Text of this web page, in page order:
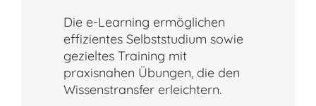
Die e-Learning ermöglichen
effizientes Selbststudium sowie
gezieltes Training mit
praxisnahen Übungen, die den
Wissenstransfer erleichtern.